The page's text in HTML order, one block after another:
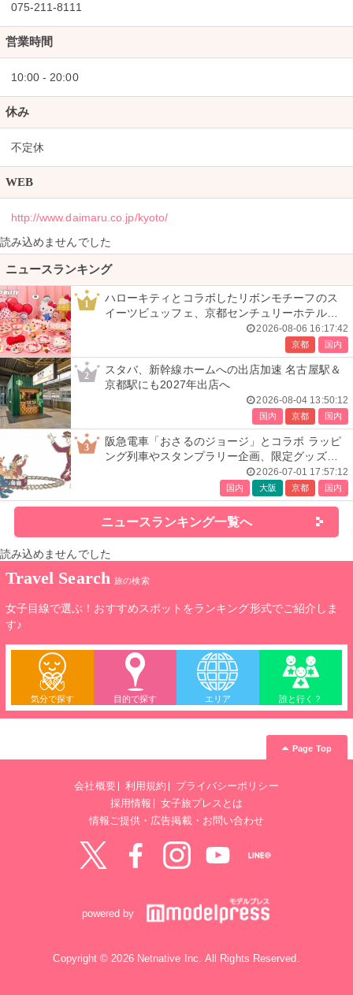
075-211-8111
営業時間
10:00 - 20:00
休み
不定休
WEB
http://www.daimaru.co.jp/kyoto/
読み込めませんでした
ニュースランキング
1
ハローキティとコラボしたリボンモチーフのス
イーツビュッフェ、京都センチュリーホテルで
2026-08-06 16:17:42
京都 国内
2
スタバ、新幹線ホームへの出店加速 名古屋駅＆
京都駅にも2027年出店へ
2026-08-04 13:50:12
国内 京都 国内
3
阪急電車「おさるのジョージ」とコラボ ラッピ
ング列車やスタンプラリー企画、限定グッズ全
2026-07-01 17:57:12
国内 大阪 京都 国内
ニュースランキング一覧へ
読み込めませんでした
Travel Search 旅の検索
女子目線で選ぶ！おすすめスポットをランキング形式でご紹介しま
す♪
気分で探す 目的で探す エリア 誰と行く？
Page Top
会社概要 利用規約
プライバシーポリシー
採用情報
女子旅プレスとは
情報ご提供・広告掲載・お問い合わせ
powered by
Copyright © 2026 Netnative Inc. All Rights Reserved.